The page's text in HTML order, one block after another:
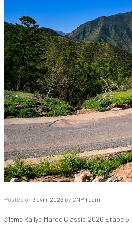
Posted on 3 avril 2026 by CNP Team
31ème Rallye Maroc Classic 2026 Etape